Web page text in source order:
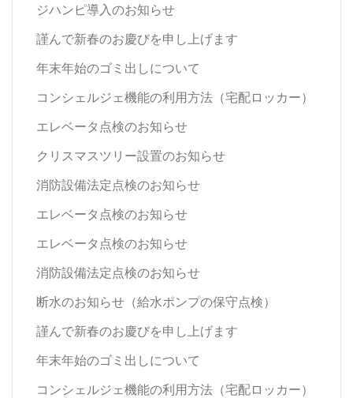
ジハンピ導入のお知らせ
謹んで新春のお慶びを申し上げます
年末年始のゴミ出しについて
コンシェルジェ機能の利用方法（宅配ロッカー）
エレベータ点検のお知らせ
クリスマスツリー設置のお知らせ
消防設備法定点検のお知らせ
エレベータ点検のお知らせ
エレベータ点検のお知らせ
消防設備法定点検のお知らせ
断水のお知らせ（給水ポンプの保守点検）
謹んで新春のお慶びを申し上げます
年末年始のゴミ出しについて
コンシェルジェ機能の利用方法（宅配ロッカー）